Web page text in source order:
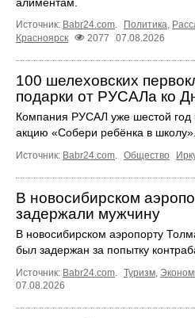
Источник: Babr24.com Политика
Красноярск
2077 07.08.2026
100 шелеховских
подарки от РУСАЛа ко
Компания РУСАЛ уже шестой год
акцию «Собери ребёнка в школу».
Источник: Babr24.com Общество
В новосибирском
задержали мужчину
В новосибирском аэропорту
был задержан за попытку
Источник: Babr24.com. Туризм,
07.08.2026